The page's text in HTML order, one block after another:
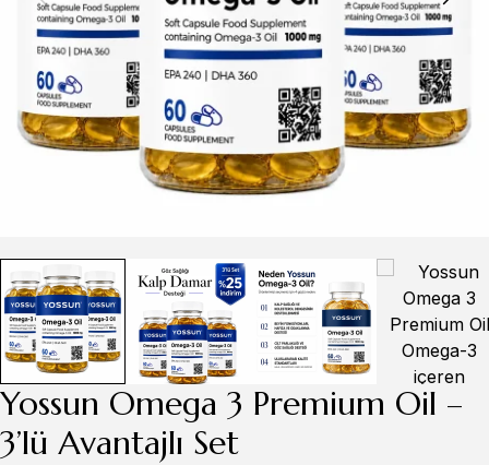
Yossun Omega 3 Premium Oil –
3’lü Avantajlı Set